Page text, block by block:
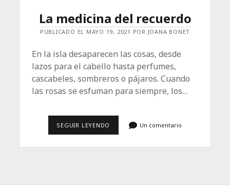
La medicina del recuerdo
PUBLICADO EL MAYO 19, 2021 POR JOANA BONET
En la isla desaparecen las cosas, desde
lazos para el cabello hasta perfumes,
cascabeles, sombreros o pájaros. Cuando
las rosas se esfuman para siempre, los…
SEGUIR LEYENDO
RECUERDO
Un comentario